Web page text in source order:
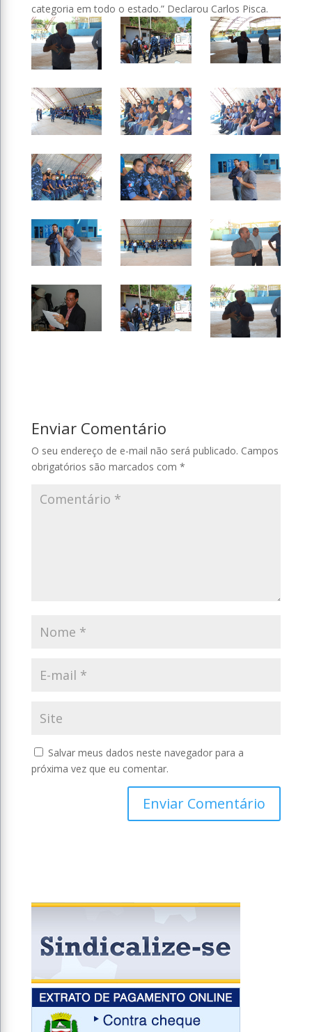
categoria em todo o estado.” Declarou Carlos Pisca.
Enviar Comentário
O seu endereço de e-mail não será publicado. Campos
obrigatórios são marcados com *
Salvar meus dados neste navegador para a
próxima vez que eu comentar.